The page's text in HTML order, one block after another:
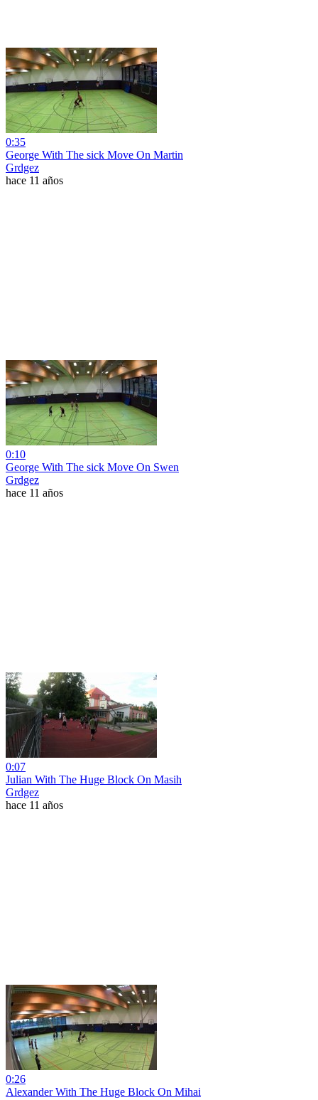
0:35
George With The sick Move On Martin
Grdgez
hace 11 años
0:10
George With The sick Move On Swen
Grdgez
hace 11 años
0:07
Julian With The Huge Block On Masih
Grdgez
hace 11 años
0:26
Alexander With The Huge Block On Mihai